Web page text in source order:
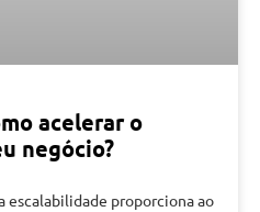
acelerar o
negócio?
escalabilidade proporciona ao